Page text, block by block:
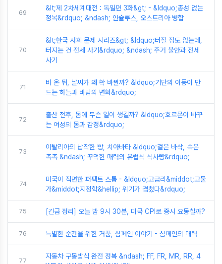
69
&lt;제 2차세계대전 : 독일편 3화&gt; - &ldquo;총성 없는
정복&rdquo; &ndash; 안슐루스, 오스트리아 병합
70
&lt;한국 사회 문제 시리즈&gt; &ldquo;터질 집도 없는데,
터지는 건 전세 사기&rdquo; &ndash; 주거 불안과 전세
사기
71
비 온 뒤, 날씨가 왜 확 바뀔까? &ldquo;기단의 이동이 만
드는 하늘과 바람의 변화&rdquo;
72
출산 전후, 몸에 무슨 일이 생길까? &ldquo;호르몬이 바꾸
는 여성의 몸과 감정&rdquo;
73
이탈리아의 납작한 빵, 치아바타 &ldquo;겉은 바삭, 속은
촉촉 &ndash; 꾸덕한 매력의 유럽식 식사빵&rdquo;
74
미국이 직면한 퍼펙트 스톰 - &ldquo;고금리&middot;고물
가&middot;지정학&hellip; 위기가 겹쳤다&rdquo;
75 [긴급 정리] 오늘 밤 9시 30분, 미국 CPI로 증시 요동칠까?
76 특별한 순간을 위한 거품, 샴페인 이야기 - 샴페인의 매력
77
자동차 구동방식 완전 정복 &ndash; FF, FR, MR, RR, 4